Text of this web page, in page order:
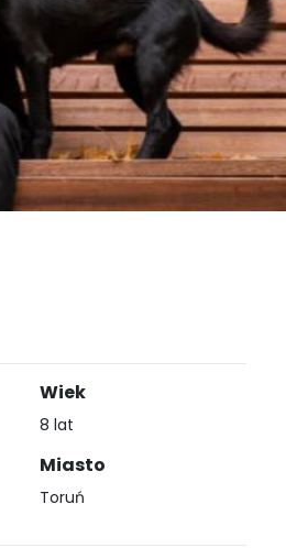
Wiek
8 lat
Miasto
Toruń